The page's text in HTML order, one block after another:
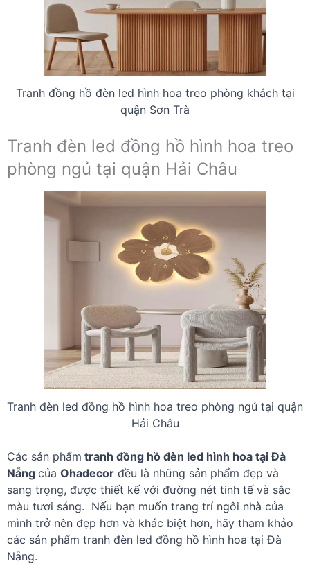
Tranh đồng hồ đèn led hình hoa treo phòng khách tại
quận Sơn Trà
Tranh đèn led đồng hồ hình hoa treo
phòng ngủ tại quận Hải Châu
Tranh đèn led đồng hồ hình hoa treo phòng ngủ tại quận
Hải Châu
Các sản phẩm tranh đồng hồ đèn led hình hoa tại Đà
Nẵng của Ohadecor đều là những sản phẩm đẹp và
sang trọng, được thiết kế với đường nét tinh tế và sắc
màu tươi sáng. Nếu bạn muốn trang trí ngôi nhà của
mình trở nên đẹp hơn và khác biệt hơn, hãy tham khảo
các sản phẩm tranh đèn led đồng hồ hình hoa tại Đà
Nẵng.